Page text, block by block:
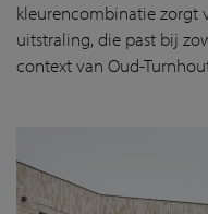
kleurencombinatie zorgt
uitstraling, die past bij
context van Oud-